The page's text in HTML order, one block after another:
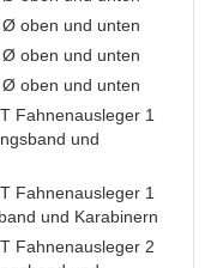
oben und unten
oben und unten
oben und unten
Fahnenausleger 1
und
Fahnenausleger 1
und Karabinern
Fahnenausleger 2